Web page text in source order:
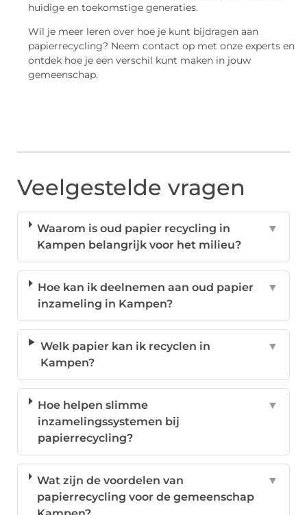
huidige en toekomstige generaties.
Wil je meer leren over hoe je kunt bijdragen aan
papierrecycling? Neem contact op met onze experts en
ontdek hoe je een verschil kunt maken in jouw
gemeenschap.
Veelgestelde vragen
Waarom is oud papier recycling in
Kampen belangrijk voor het milieu?
▼
Hoe kan ik deelnemen aan oud papier
inzameling in Kampen?
▼
Welk papier kan ik recyclen in
Kampen?
▼
Hoe helpen slimme
inzamelingssystemen bij
papierrecycling?
▼
Wat zijn de voordelen van
papierrecycling voor de gemeenschap
▼